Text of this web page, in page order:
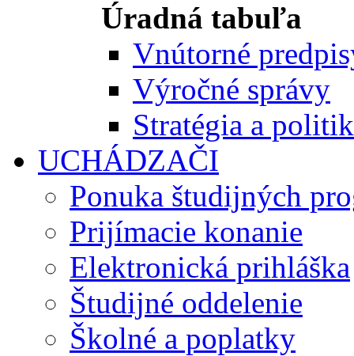
Úradná tabuľa
Vnútorné
Výročné správy
Stratégia a
UCHÁDZAČI
Ponuka študijných
Prijímacie konanie
Elektronická prihláška
Študijné oddelenie
Školné a poplatky